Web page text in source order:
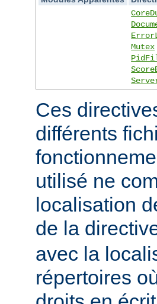
Mutex
Ces
différents
utilisé ne
localisation
de la
avec la
répertoires